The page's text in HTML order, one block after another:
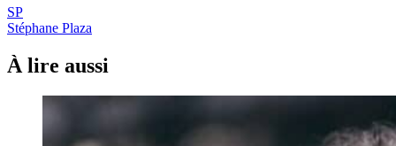
SP
Stéphane Plaza
À lire aussi